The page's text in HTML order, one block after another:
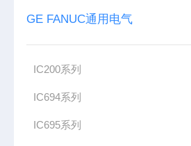
GE FANUC通用电气
IC200系列
IC694系列
IC695系列